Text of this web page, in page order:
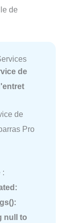
de
de
de
Pro
:
:
null to